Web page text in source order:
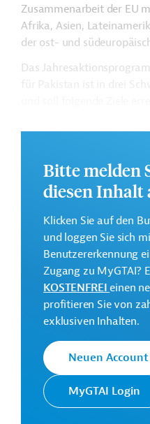
Zusammenarbeit der EU
Afrika, Asien,
der ost- und
Das
Annex 2: Förderung
Gateway-Programms
Finanzverwaltung und
Annex 3: EU-
und für ein günstiges
Weitere Informationen
Jahresaktionsprogramm
Originaldokumenten, die
Dieses Projekt gehört zu
Konnektivitätsinitiative
Bei Fragen wenden Sie
von Germany Trade &
Bitte melden
diesen Inhalt
Klicken Sie auf den
und loggen Sie sich
Benutzererkennung
Zugang zu MyGTAI?
KOSTENFREIeinen
profitieren Sie von
exklusiven Inhalten.
Neuen
MyGTAI Login